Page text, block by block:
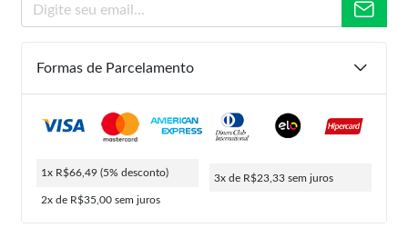
Formas de Parcelamento
1x R$66,49 (5% desconto)
2x de R$35,00 sem juros
3x de R$23,33 sem juros